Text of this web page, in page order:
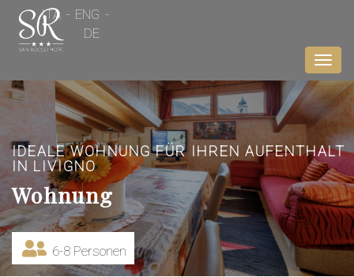
ITA
ENG
DE
IDEALE WOHNUNG FÜR IHREN AUFENTHALT
IN LIVIGNO
Wohnung
6-8 Personen